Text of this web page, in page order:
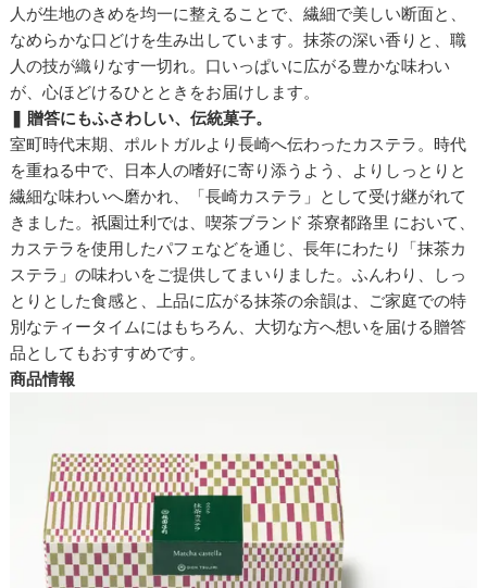
人が生地のきめを均一に整えることで、繊細で美しい断面と、
なめらかな口どけを生み出しています。抹茶の深い香りと、職
人の技が織りなす一切れ。口いっぱいに広がる豊かな味わい
が、心ほどけるひとときをお届けします。
❚ 贈答にもふさわしい、伝統菓子。
室町時代末期、ポルトガルより長崎へ伝わったカステラ。時代
を重ねる中で、日本人の嗜好に寄り添うよう、よりしっとりと
繊細な味わいへ磨かれ、「長崎カステラ」として受け継がれて
きました。祇園辻利では、喫茶ブランド 茶寮都路里 において、
カステラを使用したパフェなどを通じ、長年にわたり「抹茶カ
ステラ」の味わいをご提供してまいりました。ふんわり、しっ
とりとした食感と、上品に広がる抹茶の余韻は、ご家庭での特
別なティータイムにはもちろん、大切な方へ想いを届ける贈答
品としてもおすすめです。
商品情報